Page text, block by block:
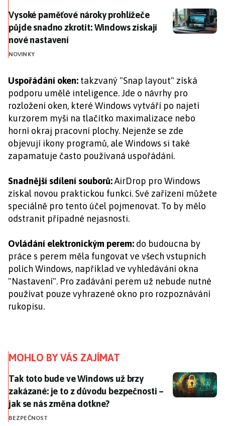
Vysoké paměťové nároky prohlížeče půjde snadno
Vysoké paměťové nároky prohlížeče
půjde snadno zkrotit: Windows získají
nové nastavení
NOVINKY
Uspořádání oken: takzvaný "Snap layout" získá
podporu umělé inteligence. Jde o návrhy pro
rozložení oken, které Windows vytváří po najetí
kurzorem myši na tlačítko maximalizace nebo
horní okraj pracovní plochy. Nejenže se zde
objevují ikony programů, ale Windows si také
zapamatuje často používaná uspořádání.
Snadnější sdílení souborů:AirDrop pro Windows
získal novou praktickou funkci. Své zařízení můžete
speciálně pro tento účel pojmenovat. To by mělo
odstranit případné nejasnosti.
Ovládání elektronickým perem: do budoucna by
práce s perem měla fungovat ve všech vstupních
polích Windows, například ve vyhledávání okna
"Nastavení". Pro zadávání perem už nebude nutné
používat pouze vyhrazené okno pro rozpoznávání
rukopisu.
MOHLO BY VÁS ZAJÍMAT
Tak toto bude ve Windows už brzy zakázané: je to z
Tak toto bude ve Windows už brzy
zakázané: je to z důvodu bezpečnosti –
jak se nás změna dotkne?
BEZPEČNOST